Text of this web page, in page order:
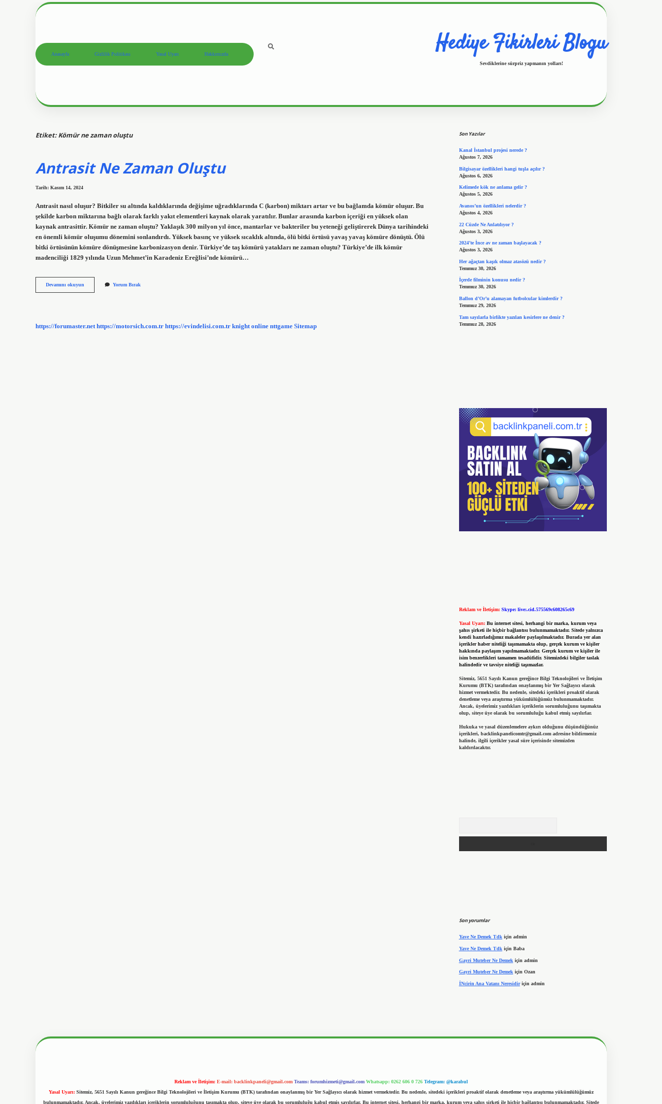
Anasayfa Gizlilik Politikası Yasal Uyarı Hakkımızda Hediye Fikirleri Blogu
Sevdiklerine sürpriz yapmanın yolları!
Etiket:Kömür ne zaman oluştu
Antrasit Ne Zaman Oluştu
Tarih: Kasım 14, 2024
Antrasit nasıl oluşur? Bitkiler su altında kaldıklarında değişime uğradıklarında C (karbon) miktarı artar ve bu bağlamda kömür oluşur. Bu
şekilde karbon miktarına bağlı olarak farklı yakıt elementleri kaynak olarak yaratılır. Bunlar arasında karbon içeriği en yüksek olan
kaynak antrasittir. Kömür ne zaman oluştu? Yaklaşık 300 milyon yıl önce, mantarlar ve bakteriler bu yeteneği geliştirerek Dünya tarihindeki
en önemli kömür oluşumu dönemini sonlandırdı. Yüksek basınç ve yüksek sıcaklık altında, ölü bitki örtüsü yavaş yavaş kömüre dönüştü. Ölü
bitki örtüsünün kömüre dönüşmesine karbonizasyon denir. Türkiye’de taş kömürü yatakları ne zaman oluştu? Türkiye’de ilk kömür
madenciliği 1829 yılında Uzun Mehmet’in Karadeniz Ereğlisi’nde kömürü…
Devamını okuyun
Ne
Yorum Bırak
https://forumaster.net https://motorsich.com.tr https://evindelisi.com.tr knight online nttgame Sitemap
Son Yazılar
Kanal İstanbul projesi nerede ?
Ağustos 7, 2026
Bilgisayar özellikleri hangi tuşla açılır ?
Ağustos 6, 2026
Kelimede kök ne anlama gelir ?
Ağustos 5, 2026
Avanos’un özellikleri nelerdir ?
Ağustos 4, 2026
22 Cüzde Ne Anlatılıyor ?
Ağustos 3, 2026
2024’te İnce av ne zaman başlayacak ?
Ağustos 3, 2026
Her ağaçtan kaşık olmaz atasözü nedir ?
Temmuz 30, 2026
İçerde filminin konusu nedir ?
Temmuz 30, 2026
Ballon d’Or’u alamayan futbolcular kimlerdir ?
Temmuz 29, 2026
Tam sayılarla birlikte yazılan kesirlere ne denir ?
Temmuz 28, 2026
Reklam ve İletişim: Skype: live:.cid.575569c608265c69
Yasal Uyarı: Bu internet sitesi, herhangi bir marka, kurum veya
şahıs şirketi ile hiçbir bağlantısı bulunmamaktadır. Sitede yalnızca
kendi hazırladığımız makaleler paylaşılmaktadır. Burada yer alan
içerikler haber niteliği taşımamakta olup, gerçek kurum ve kişiler
hakkında paylaşım yapılmamaktadır. Gerçek kurum ve kişiler ile
isim benzerlikleri tamamen tesadüfidir. Sitemizdeki bilgiler taslak
halindedir ve tavsiye niteliği taşımazlar.
Sitemiz, 5651 Sayılı Kanun gereğince Bilgi Teknolojileri ve İletişim
Kurumu (BTK) tarafından onaylanmış bir Yer Sağlayıcı olarak
hizmet vermektedir. Bu nedenle, sitedeki içerikleri proaktif olarak
denetleme veya araştırma yükümlülüğümüz bulunmamaktadır.
Ancak, üyelerimiz yazdıkları içeriklerin sorumluluğunu taşımakta
olup, siteye üye olarak bu sorumluluğu kabul etmiş sayılırlar.
Hukuka ve yasal düzenlemelere aykırı olduğunu düşündüğünüz
içerikleri, backlinkpanelicomtr@gmail.comadresine bildirmeniz
halinde, ilgili içerikler yasal süre içerisinde sitemizden
kaldırılacaktır.
Son yorumlar
Yave Ne Demek Tdkiçin admin
Yave Ne Demek Tdk için Baba
Gayri Muteber Ne Demek için admin
Gayri Muteber Ne Demek için Ozan
İNcirin Ana Vatanı Neresidiriçin admin
Reklam ve İletişim: E-mail: backlinkpaneli@gmail.com Teams: forumhizmeti@gmail.com Whatsapp: 0262 606 0 726 Telegram: @karabul
Yasal Uyarı: Sitemiz, 5651 Sayılı Kanun gereğince Bilgi Teknolojileri ve İletişim Kurumu (BTK) tarafından onaylanmış bir Yer Sağlayıcı olarak hizmet vermektedir. Bu nedenle, sitedeki içerikleri proaktif olarak denetleme veya araştırma yükümlülüğümüz
bulunmamaktadır. Ancak, üyelerimiz yazdıkları içeriklerin sorumluluğunu taşımakta olup, siteye üye olarak bu sorumluluğu kabul etmiş sayılırlar. Bu internet sitesi, herhangi bir marka, kurum veya şahıs şirketi ile hiçbir bağlantısı bulunmamaktadır. Sitede